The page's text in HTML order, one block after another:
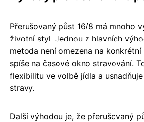
Přerušovaný půst 16/8 má mnoho
životní styl. Jednou z hlavních
metoda není omezena na
spíše na časové okno stravování.
flexibilitu ve volbě jídla a
stravy.
Další výhodou je, že přerušovaný